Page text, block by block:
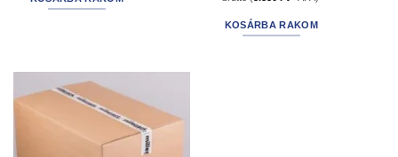
5.271 Ft.
KOSÁRBA RAKOM